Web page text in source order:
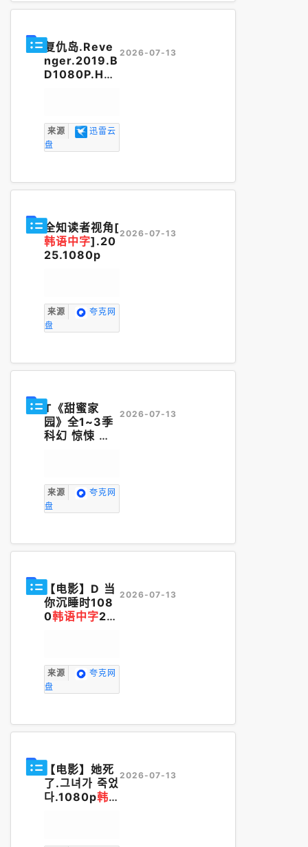
复仇岛.Reve
nger.2019.B
D1080P.H26
来源
迅雷云
盘
2026-07-13
全知读者视角[
韩语中字].20
25.1080p
来源
夸克网
盘
2026-07-13
T《甜蜜家
园》全1~3季
科幻 惊悚 韩
来源
夸克网
盘
2026-07-13
【电影】D 当
你沉睡时108
0韩语中字20
来源
夸克网
盘
2026-07-13
【电影】她死
了.그녀가 죽었
다.1080p韩
2026-07-13